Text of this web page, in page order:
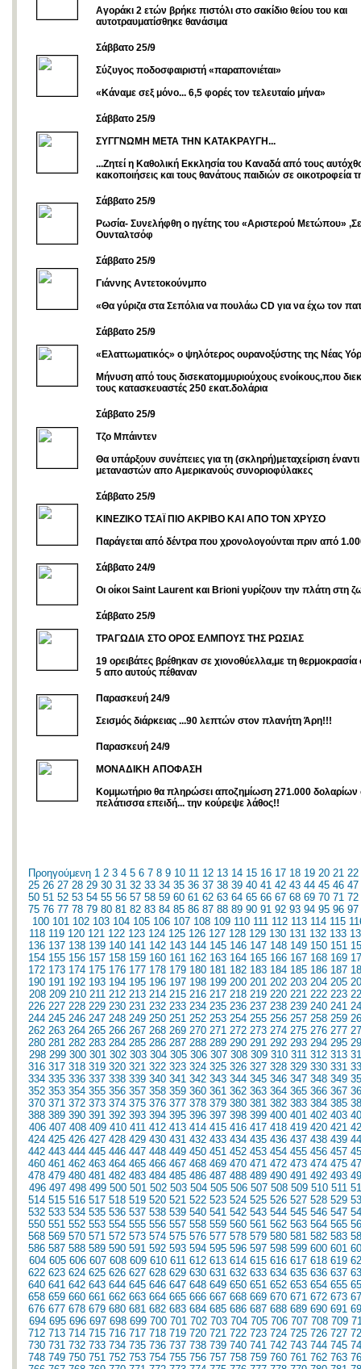
Αγοράκι 2 ετών βρήκε πιστόλι στο σακίδιο θείου του και
αυτοτραυματίσθηκε θανάσιμα
Σάββατο 25/9
Σύζυγος ποδοσφαιριστή «παραπονιέται»
«Κάναμε σεξ μόνο... 6,5 φορές τον τελευταίο μήνα»
Σάββατο 25/9
ΣΥΓΓΝΩΜΗ ΜΕΤΑ ΤΗΝ ΚΑΤΑΚΡΑΥΓΗ...
...Zητεί η Καθολική Εκκλησία του Καναδά από τους
κακοποιήσεις και τους θανάτους παιδιών σε οικοτροφεία
Σάββατο 25/9
Ρωσία- Συνελήφθη ο ηγέτης του «Αριστερού Μετώπου»
Ουνταλτσόφ
Σάββατο 25/9
Γιάννης Αντετοκούνμπο
«Θα γύριζα στα Σεπόλια να πουλάω CD για να έχω τον
Σάββατο 25/9
«Ελαττωματικός» ο ψηλότερος ουρανοξύστης της Νέας
Μήνυση από τους δισεκατομμυριούχους ενοίκους,που
τους κατασκευαστές 250 εκατ.δολάρια
Σάββατο 25/9
Τζο Μπάιντεν
Θα υπάρξουν συνέπειες για τη (σκληρή)μεταχείριση
μεταναστών απο Αμερικανούς συνοριοφύλακες
Σάββατο 25/9
KINEZIKO TΣΑΪ ΠΙΟ ΑΚΡΙΒΟ ΚΑΙ ΑΠΟ ΤΟΝ ΧΡΥΣΟ
Παράγεται από δέντρα που χρονολογούνται πριν από
Σάββατο 24/9
Οι οίκοι Saint Laurent και Brioni γυρίζουν την πλάτη στη
Σάββατο 25/9
ΤΡΑΓΩΔΙΑ ΣΤΟ ΟΡΟΣ ΕΛΜΠΟΥΣ ΤΗΣ ΡΩΣΙΑΣ
19 ορειβάτες βρέθηκαν σε χιονοθύελλα,με τη θερμοκρασία
5 απο αυτούς πέθαναν
Παρασκευή 24/9
Σεισμός διάρκειας ...90 λεπτών στον πλανήτη Άρη!!!
Παρασκευή 24/9
ΜΟΝΑΔΙΚΗ ΑΠΟΦΑΣΗ
Κομμωτήριο θα πληρώσει αποζημίωση 271.000 δολαρίων
πελάτισσα επειδή... την κούρεψε λάθος!!
Προηγούμενη 1 2 3 4 5 6 7 8 9 10 11 12 13 14 15 16 17 18 19 20 21 22
25 26 27 28 29 30 31 32 33 34 35 36 37 38 39 40 41 42 43 44 45 46 47
50 51 52 53 54 55 56 57 58 59 60 61 62 63 64 65 66 67 68 69 70 71 72
75 76 77 78 79 80 81 82 83 84 85 86 87 88 89 90 91 92 93 94 95 96 97
100 101 102 103 104 105 106 107 108 109 110 111 112 113 114 115
118 119 120 121 122 123 124 125 126 127 128 129 130 131 132 133
136 137 138 139 140 141 142 143 144 145 146 147 148 149 150 151
154 155 156 157 158 159 160 161 162 163 164 165 166 167 168 169
172 173 174 175 176 177 178 179 180 181 182 183 184 185 186 187
190 191 192 193 194 195 196 197 198 199 200 201 202 203 204 205
208 209 210 211 212 213 214 215 216 217 218 219 220 221 222 223
226 227 228 229 230 231 232 233 234 235 236 237 238 239 240 241
244 245 246 247 248 249 250 251 252 253 254 255 256 257 258 259
262 263 264 265 266 267 268 269 270 271 272 273 274 275 276 277
280 281 282 283 284 285 286 287 288 289 290 291 292 293 294 295
298 299 300 301 302 303 304 305 306 307 308 309 310 311 312 313
316 317 318 319 320 321 322 323 324 325 326 327 328 329 330 331
334 335 336 337 338 339 340 341 342 343 344 345 346 347 348 349
352 353 354 355 356 357 358 359 360 361 362 363 364 365 366 367
370 371 372 373 374 375 376 377 378 379 380 381 382 383 384 385
388 389 390 391 392 393 394 395 396 397 398 399 400 401 402 403
406 407 408 409 410 411 412 413 414 415 416 417 418 419 420 421
424 425 426 427 428 429 430 431 432 433 434 435 436 437 438 439
442 443 444 445 446 447 448 449 450 451 452 453 454 455 456 457
460 461 462 463 464 465 466 467 468 469 470 471 472 473 474 475
478 479 480 481 482 483 484 485 486 487 488 489 490 491 492 493
496 497 498 499 500 501 502 503 504 505 506 507 508 509 510 511
514 515 516 517 518 519 520 521 522 523 524 525 526 527 528 529
532 533 534 535 536 537 538 539 540 541 542 543 544 545 546 547
550 551 552 553 554 555 556 557 558 559 560 561 562 563 564 565
568 569 570 571 572 573 574 575 576 577 578 579 580 581 582 583
586 587 588 589 590 591 592 593 594 595 596 597 598 599 600 601
604 605 606 607 608 609 610 611 612 613 614 615 616 617 618 619
622 623 624 625 626 627 628 629 630 631 632 633 634 635 636 637
640 641 642 643 644 645 646 647 648 649 650 651 652 653 654 655
658 659 660 661 662 663 664 665 666 667 668 669 670 671 672 673
676 677 678 679 680 681 682 683 684 685 686 687 688 689 690 691
694 695 696 697 698 699 700 701 702 703 704 705 706 707 708 709
712 713 714 715 716 717 718 719 720 721 722 723 724 725 726 727
730 731 732 733 734 735 736 737 738 739 740 741 742 743 744 745
748 749 750 751 752 753 754 755 756 757 758 759 760 761 762 763